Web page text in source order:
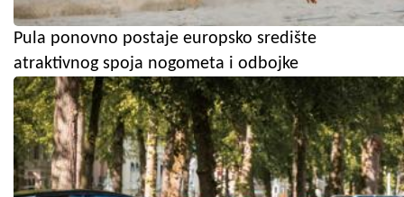
Pula ponovno postaje europsko središte
atraktivnog spoja nogometa i odbojke